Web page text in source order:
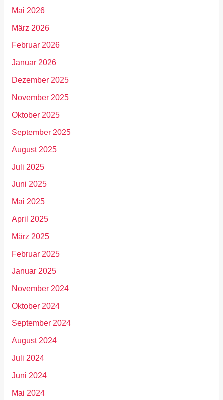
Mai 2026
März 2026
Februar 2026
Januar 2026
Dezember 2025
November 2025
Oktober 2025
September 2025
August 2025
Juli 2025
Juni 2025
Mai 2025
April 2025
März 2025
Februar 2025
Januar 2025
November 2024
Oktober 2024
September 2024
August 2024
Juli 2024
Juni 2024
Mai 2024